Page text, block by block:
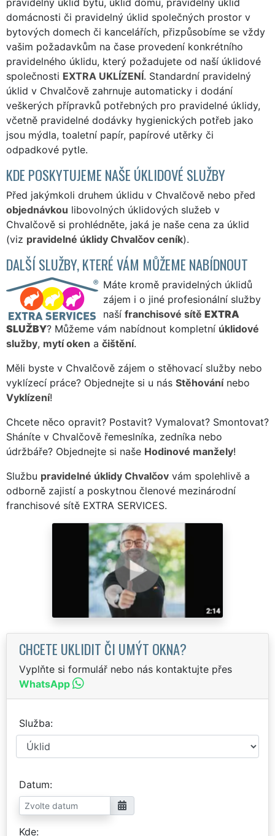
domácnosti či pravidelný úklid společných prostor v
bytových domech či kancelářích, přizpůsobíme se vždy
vašim požadavkům na čase provedení konkrétního
pravidelného úklidu, který požadujete od naší úklidové
společnosti EXTRA UKLÍZENÍ. Standardní pravidelný
úklid v Chvalčově zahrnuje automaticky i dodání
veškerých přípravků potřebných pro pravidelné úklidy,
včetně pravidelné dodávky hygienických potřeb jako
jsou mýdla, toaletní papír, papírové utěrky či
odpadkové pytle.
KDE POSKYTUJEME NAŠE ÚKLIDOVÉ SLUŽBY
Před jakýmkoli druhem úklidu v Chvalčově nebo před
objednávkou libovolných úklidových služeb v
Chvalčově si prohlédněte, jaká je naše cena za úklid
(viz pravidelné úklidy Chvalčov ceník).
DALŠÍ SLUŽBY, KTERÉ VÁM MŮŽEME NABÍDNOUT
Máte kromě pravidelných úklidů
zájem i o jiné profesionální služby
naší franchisové sítě EXTRA
SLUŽBY? Můžeme vám nabídnout kompletní úklidové
služby, mytí oken a čištění.
Měli byste v Chvalčově zájem o stěhovací služby nebo
vyklízecí práce? Objednejte si u nás Stěhovánínebo
Vyklízení!
Chcete něco opravit? Postavit? Vymalovat? Smontovat?
Sháníte v Chvalčově řemeslníka, zedníka nebo
údržbáře? Objednejte si naše Hodinové manžely!
Službu pravidelné úklidy Chvalčov vám spolehlivě a
odborně zajistí a poskytnou členové mezinárodní
franchisové sítě EXTRA SERVICES.
CHCETE UKLIDIT ČI UMÝT OKNA?
Vyplňte si formulář nebo nás kontaktujte přes
WhatsApp
Služba
Datum
Kde